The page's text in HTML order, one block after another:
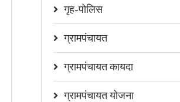
गृह-पोलिस
ग्रामपंचायत
ग्रामपंचायत कायदा
ग्रामपंचायत योजना